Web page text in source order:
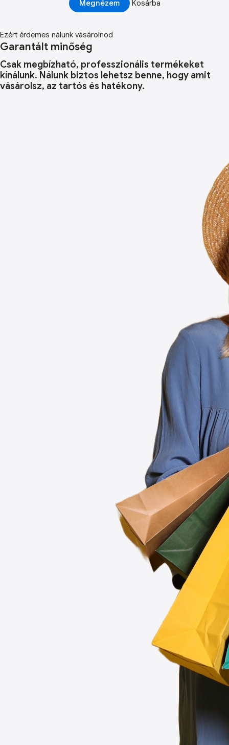
Megnézem Kosárba
Ezért érdemes nálunk vásárolnod
Garantált minőség
Csak megbízható, professzionális termékeket
kínálunk. Nálunk biztos lehetsz benne, hogy amit
vásárolsz, az tartós és hatékony.